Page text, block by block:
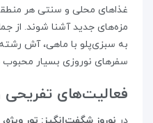
غذاهای محلی و سنتی هر
مزه‌های جدید آشنا شوند. از
به سبزی‌پلو با ماهی، آش
سفرهای نوروزی بسیار
فعالیت‌های